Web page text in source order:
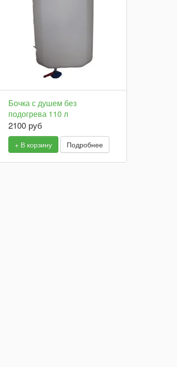
Бочка с душем без
подогрева 110 л
2100 руб
+ В корзину Подробнее